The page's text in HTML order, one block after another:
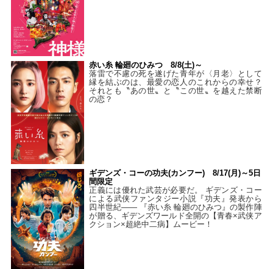
赤い糸 輪廻のひみつ 8/8(土)～
落雷で不慮の死を遂げた青年が〈月老〉として
縁を結ぶのは、最愛の恋人のこれからの幸せ？
それとも〝あの世〟と〝この世〟を越えた禁断
の恋？
ギデンズ・コーの功夫(カンフー) 8/17(月)～5日
間限定
正義には優れた武芸が必要だ。 ギデンズ・コー
による武侠ファンタジー小説『功夫』発表から
四半世紀―― 『赤い糸 輪廻のひみつ』の製作陣
が贈る、ギデンズワールド全開の【青春×武侠ア
クション×超絶中二病】ムービー！